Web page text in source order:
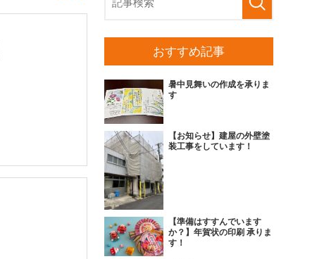
おすすめ記事
暑中見舞いの作成を承りま
す
【お知らせ】建屋の外壁塗
装工事をしています！
【準備はすすんでいます
か？】年賀状の印刷 承りま
す！